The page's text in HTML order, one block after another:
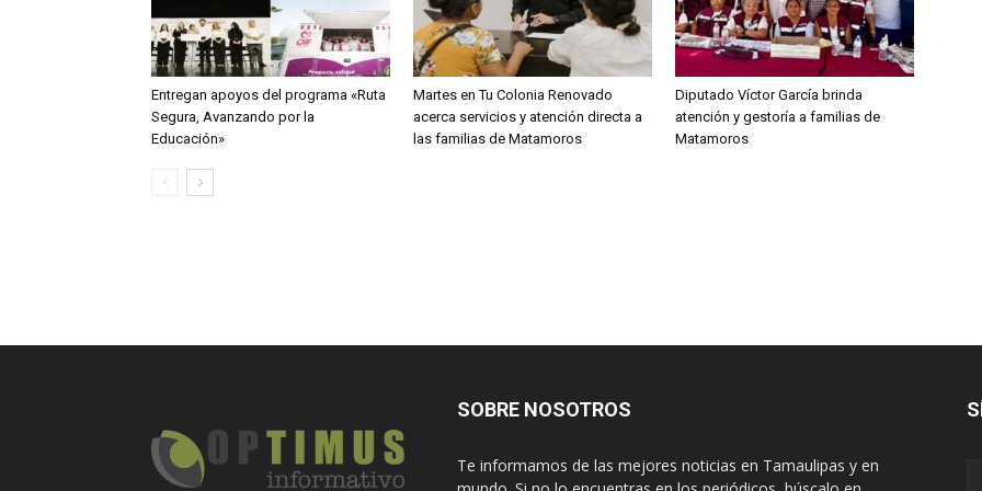
Entregan apoyos del programa «Ruta
Segura, Avanzando por la
Educación»
Martes en Tu Colonia Renovado
acerca servicios y atención directa a
las familias de Matamoros
Diputado Víctor García brinda
atención y gestoría a familias de
Matamoros
SOBRE NOSOTROS
Te informamos de las mejores noticias en Tamaulipas y en